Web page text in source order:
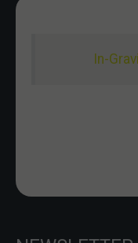
In-